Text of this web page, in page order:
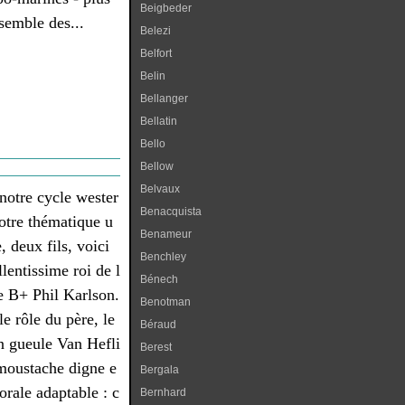
des...
cycle wester
thématique u
deux fils, voici
roi de l
B+ Phil Karlson.
rôle du père, le
gueule Van Hefli
digne e
adaptable : c
Beigbeder
Belezi
Belfort
Belin
Bellanger
Bellatin
Bello
Bellow
Belvaux
Benacquista
Benameur
Benchley
Bénech
Benotman
Béraud
Berest
Bergala
Bernhard